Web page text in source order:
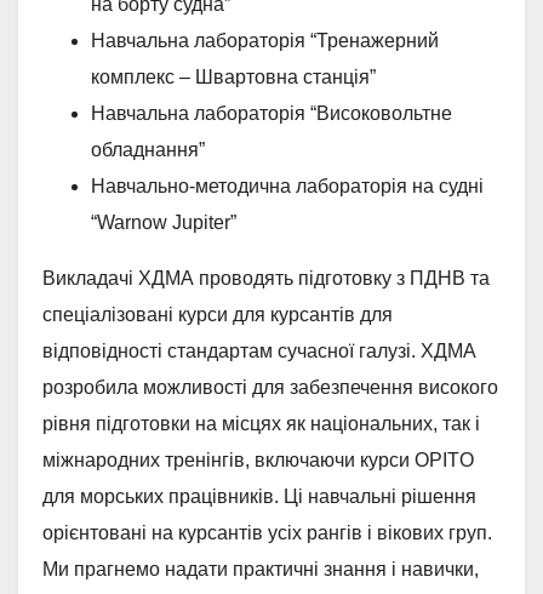
на борту судна”
Навчальна лабораторія “Тренажерний
комплекс – Швартовна станція”
Навчальна лабораторія “Високовольтне
обладнання”
Навчально-методична лабораторія на судні
“Warnow Jupiter”
Викладачі ХДМА проводять підготовку з ПДНВ та
спеціалізовані курси для курсантів для
відповідності стандартам сучасної галузі. ХДМА
розробила можливості для забезпечення високого
рівня підготовки на місцях як національних, так і
міжнародних тренінгів, включаючи курси OPITO
для морських працівників. Ці навчальні рішення
орієнтовані на курсантів усіх рангів і вікових груп.
Ми прагнемо надати практичні знання і навички,